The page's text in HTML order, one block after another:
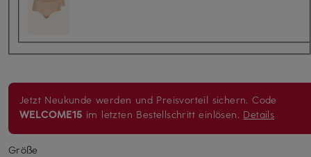
Jetzt Neukunde werden und Preisvorteil sichern. Code
WELCOME15 im letzten Bestellschritt einlösen. Details
Größe